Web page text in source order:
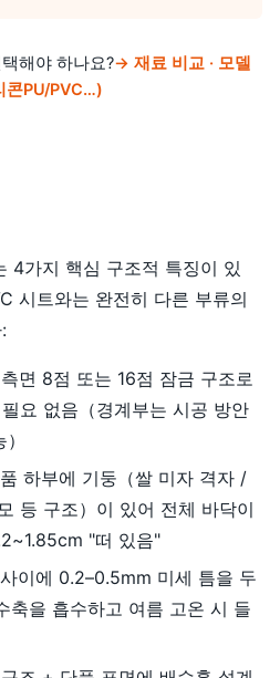
해야 하나요?→ 재료 비교 · 모델
콘PU/PVC…)
4가지 핵심 구조적 특징이 있
시트와는 완전히 다른 부류의
면 8점 또는 16점 잠금 구조로
요 없음（경계부는 시공 방안
품 하부에 기둥（쌀 미자 격자 /
등 구조）이 있어 전체 바닥이
"떠 있음"
사이에 0.2–0.5mm 미세 틈을 두
축을 흡수하고 여름 고온 시 들